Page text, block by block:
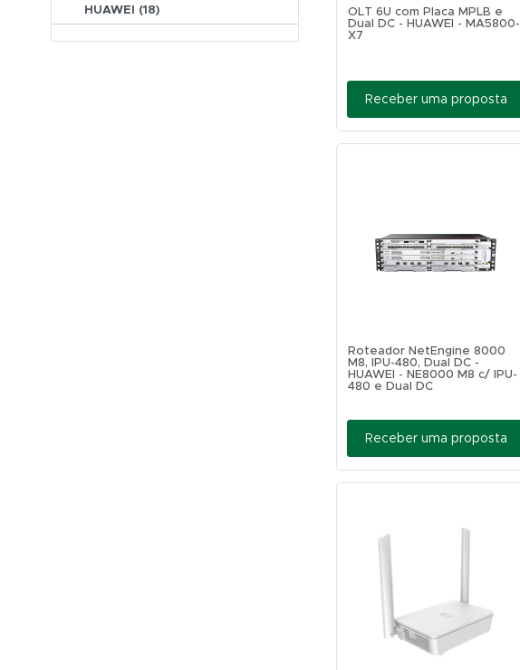
HUAWEI (18)
OLT 6U com Placa MPLB e
Dual DC - HUAWEI - MA5800-
X7
Receber uma proposta
Roteador NetEngine 8000
M8, IPU-480, Dual DC -
HUAWEI - NE8000 M8 c/ IPU-
480 e Dual DC
Receber uma proposta